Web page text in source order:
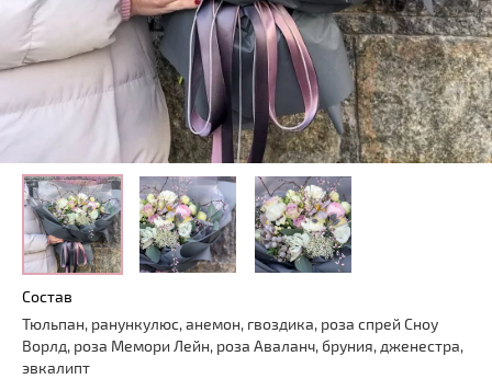
Состав
Тюльпан, ранункулюс, анемон, гвоздика, роза спрей Сноу
Ворлд, роза Мемори Лейн, роза Аваланч, бруния, дженестра,
эвкалипт